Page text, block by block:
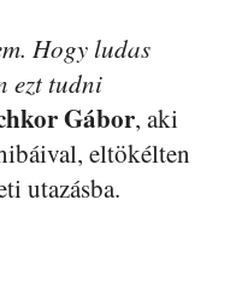
Hogy ludas
ezt tudni
Gábor, aki
eltökélten
utazásba.